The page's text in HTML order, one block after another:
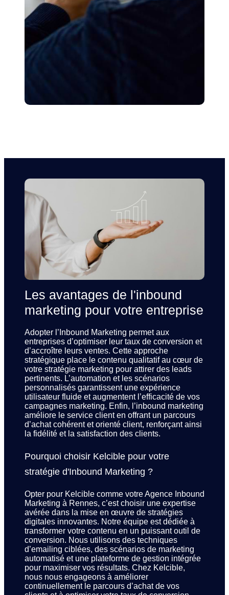
Les avantages de l'inbound
marketing pour votre entreprise
Adopter l’Inbound Marketing permet aux
entreprises d’optimiser leur taux de conversion et
d’accroître leurs ventes. Cette approche
stratégique place le contenu qualitatif au cœur de
votre stratégie marketing pour attirer des leads
pertinents. L’automation et les scénarios
personnalisés garantissent une expérience
utilisateur fluide et augmentent l’efficacité de vos
campagnes marketing. Enfin, l’inbound marketing
améliore le service client en offrant un parcours
d’achat cohérent et orienté client, renforçant ainsi
la fidélité et la satisfaction des clients.
Pourquoi choisir Kelcible pour votre
stratégie d'Inbound Marketing ?
Opter pour Kelcible comme votre Agence Inbound
Marketing à Rennes, c’est choisir une expertise
avérée dans la mise en œuvre de stratégies
digitales innovantes. Notre équipe est dédiée à
transformer votre contenu en un puissant outil de
conversion. Nous utilisons des techniques
d’emailing ciblées, des scénarios de marketing
automatisé et une plateforme de gestion intégrée
pour maximiser vos résultats. Chez Kelcible,
nous nous engageons à améliorer
continuellement le parcours d’achat de vos